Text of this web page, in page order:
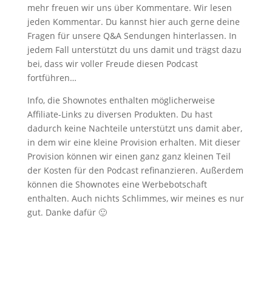
mehr freuen wir uns über Kommentare. Wir lesen
jeden Kommentar. Du kannst hier auch gerne deine
Fragen für unsere Q&A Sendungen hinterlassen. In
jedem Fall unterstützt du uns damit und trägst dazu
bei, dass wir voller Freude diesen Podcast
fortführen…
Info, die Shownotes enthalten möglicherweise
Affiliate-Links zu diversen Produkten. Du hast
dadurch keine Nachteile unterstützt uns damit aber,
in dem wir eine kleine Provision erhalten. Mit dieser
Provision können wir einen ganz ganz kleinen Teil
der Kosten für den Podcast refinanzieren. Außerdem
können die Shownotes eine Werbebotschaft
enthalten. Auch nichts Schlimmes, wir meines es nur
gut. Danke dafür 🙂